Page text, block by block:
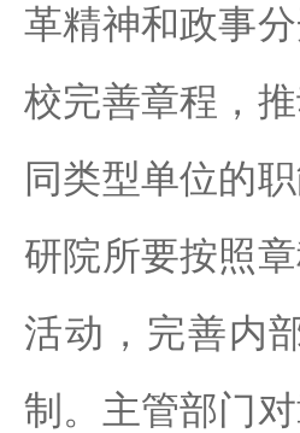
革精神和政事
校完善章程，
同类型单位的
研院所要按照
活动，完善内
制。主管部门